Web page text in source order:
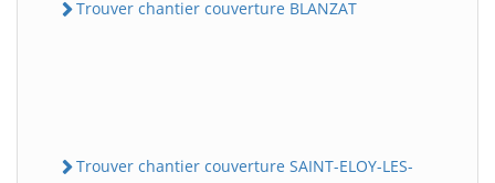
Trouver chantier couverture BLANZAT
Trouver chantier couverture SAINT-ELOY-LES-